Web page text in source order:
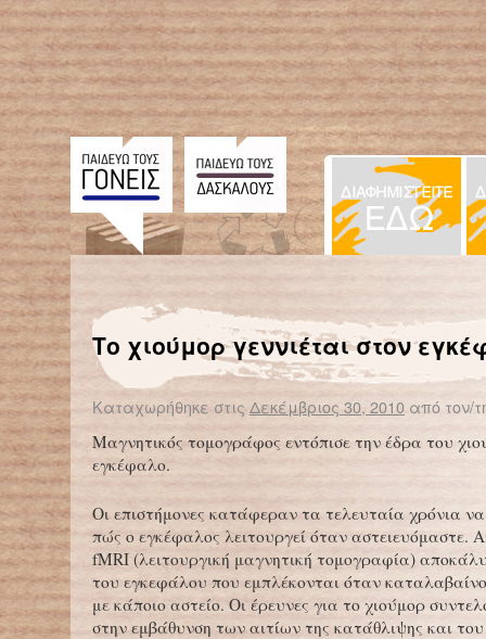
← Επιστροφή στο %s
Αναγνωρίστε τα συμπτώματα της εξάρτησης από το Διαδίκτυο και ζητήστε τη βοήθειά μας
Το χιούμορ γεννιέται στον
Καταχωρήθηκε στις Δεκέμβριος 30, 2010 από τον/
Μαγνητικός τομογράφος εντόπισε την έδρα του
εγκέφαλο.
Οι επιστήμονες κατάφεραν τα τελευταία χρόνια
πώς ο εγκέφαλος λειτουργεί όταν αστειευόμαστε.
fMRI (λειτουργική μαγνητική τομογραφία)
του εγκεφάλου που εμπλέκονται όταν
με κάποιο αστείο. Οι έρευνες για το χιούμορ
στην εμβάθυνση των αιτίων της κατάθλιψης και